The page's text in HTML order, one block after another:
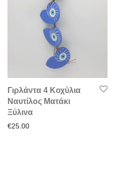
Γιρλάντα 4 Κοχύλια
Ναυτίλος Ματάκι
Ξύλινα
€25.00